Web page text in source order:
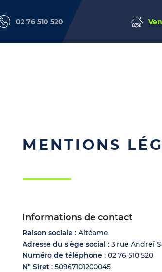
02 76 510 520
MENTIONS
Informations de contact
Raison sociale : Altéame
Adresse du siège social : 3 rue Andreï
Numéro de téléphone : 02 76 510 520
N° Siret : 50967101200045